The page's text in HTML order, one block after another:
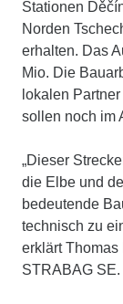
Stationen
Norden
erhalten. Das
Mio. Die
lokalen
sollen noch im
„Dieser
die Elbe und
bedeutende
technisch zu
erklärt Thomas
STRABAG SE.